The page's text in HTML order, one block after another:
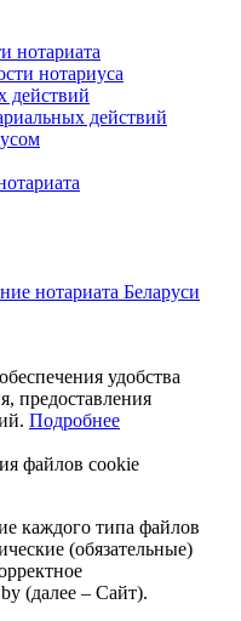
нотариата
нотариуса
действий
действий
нотариата Беларуси
удобства
предоставления
Подробнее
файлов cookie
каждого типа файлов
(обязательные)
(далее – Сайт).